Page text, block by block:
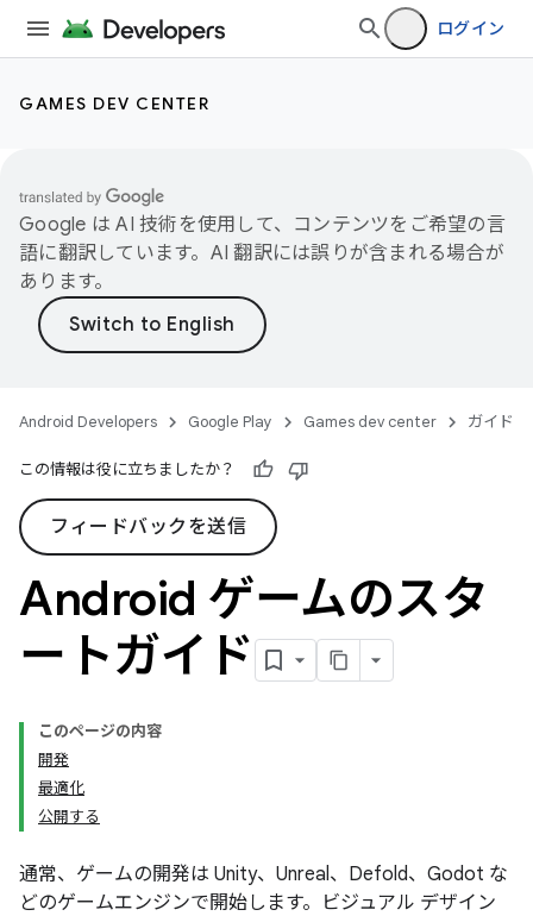
ログイン
GAMES DEV CENTER
Google は AI 技術を使用して、コンテンツをご希望の言
語に翻訳しています。AI 翻訳には誤りが含まれる場合が
あります。
Android Developers Google Play Games dev center ガイド
この情報は役に立ちましたか？
フィードバックを送信
Android ゲームのスタ
ートガイド
このページの内容
開発
最適化
公開する
通常、ゲームの開発は Unity、Unreal、Defold、Godot な
どのゲームエンジンで開始します。ビジュアル デザイン